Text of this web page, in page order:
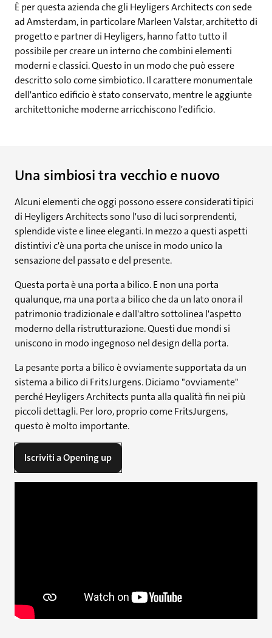
È per questa azienda che gli Heyligers Architects con sede
ad Amsterdam, in particolare Marleen Valstar, architetto di
progetto e partner di Heyligers, hanno fatto tutto il
possibile per creare un interno che combini elementi
moderni e classici. Questo in un modo che può essere
descritto solo come simbiotico. Il carattere monumentale
dell'antico edificio è stato conservato, mentre le aggiunte
architettoniche moderne arricchiscono l'edificio.
Una simbiosi tra vecchio e nuovo
Alcuni elementi che oggi possono essere considerati tipici
di Heyligers Architects sono l'uso di luci sorprendenti,
splendide viste e linee eleganti. In mezzo a questi aspetti
distintivi c'è una porta che unisce in modo unico la
sensazione del passato e del presente.
Questa porta è una porta a bilico. E non una porta
qualunque, ma una porta a bilico che da un lato onora il
patrimonio tradizionale e dall'altro sottolinea l'aspetto
moderno della ristrutturazione. Questi due mondi si
uniscono in modo ingegnoso nel design della porta.
La pesante porta a bilico è ovviamente supportata da un
sistema a bilico di FritsJurgens. Diciamo "ovviamente"
perché Heyligers Architects punta alla qualità fin nei più
piccoli dettagli. Per loro, proprio come FritsJurgens,
questo è molto importante.
Iscriviti a Opening up